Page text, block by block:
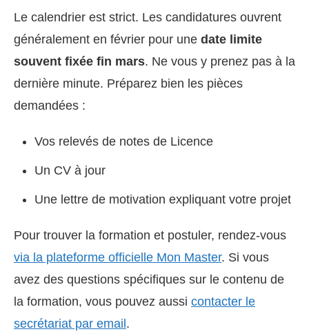
Le calendrier est strict. Les candidatures ouvrent
généralement en février pour une date limite
souvent fixée fin mars. Ne vous y prenez pas à la
dernière minute. Préparez bien les pièces
demandées :
Vos relevés de notes de Licence
Un CV à jour
Une lettre de motivation expliquant votre projet
Pour trouver la formation et postuler, rendez-vous
via la plateforme officielle Mon Master. Si vous
avez des questions spécifiques sur le contenu de
la formation, vous pouvez aussi contacter le
secrétariat par email.